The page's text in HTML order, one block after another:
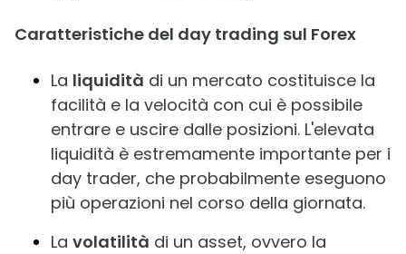
Caratteristiche del day trading sul Forex
La liquidità di un mercato costituisce la
facilità e la velocità con cui è possibile
entrare e uscire dalle posizioni. L'elevata
liquidità è estremamente importante per i
day trader, che probabilmente eseguono
più operazioni nel corso della giornata.
La volatilità di un asset, ovvero la